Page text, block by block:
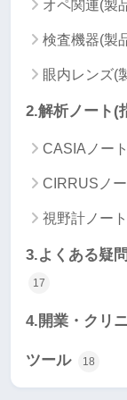
オペ関連(製
検査機器(製
眼内レンズ(
2.解析ノート(
CASIAノー
CIRRUSノ
視野計ノート
3.よくある疑
17
4.開業・クリ
ツール 18